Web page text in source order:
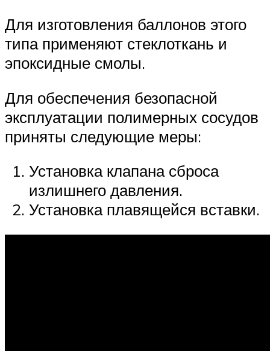
Для изготовления баллонов этого
типа применяют стеклоткань и
эпоксидные смолы.
Для обеспечения безопасной
эксплуатации полимерных сосудов
приняты следующие меры:
Установка клапана сброса
излишнего давления.
Установка плавящейся вставки.